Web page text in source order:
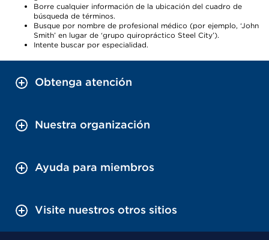
Borre cualquier información de la ubicación del cuadro de
búsqueda de términos.
Busque por nombre de profesional médico (por ejemplo, ‘John
Smith’ en lugar de ‘grupo quiropráctico Steel City’).
Intente buscar por especialidad.
Obtenga atención
Nuestra organización
Ayuda para miembros
Visite nuestros otros sitios